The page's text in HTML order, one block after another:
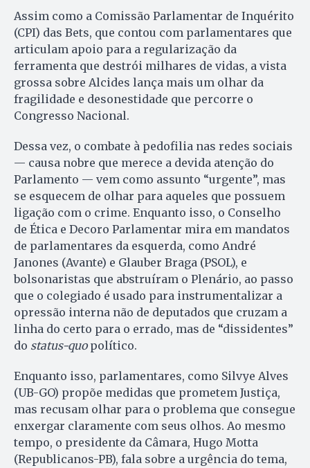
Assim como a Comissão Parlamentar de Inquérito
(CPI) das Bets, que contou com parlamentares que
articulam apoio para a regularização da
ferramenta que destrói milhares de vidas, a vista
grossa sobre Alcides lança mais um olhar da
fragilidade e desonestidade que percorre o
Congresso Nacional.
Dessa vez, o combate à pedofilia nas redes sociais
— causa nobre que merece a devida atenção do
Parlamento — vem como assunto “urgente”, mas
se esquecem de olhar para aqueles que possuem
ligação com o crime. Enquanto isso, o Conselho
de Ética e Decoro Parlamentar mira em mandatos
de parlamentares da esquerda, como André
Janones (Avante) e Glauber Braga (PSOL), e
bolsonaristas que abstruíram o Plenário, ao passo
que o colegiado é usado para instrumentalizar a
opressão interna não de deputados que cruzam a
linha do certo para o errado, mas de “dissidentes”
do status-quo político.
Enquanto isso, parlamentares, como Silvye Alves
(UB-GO) propõe medidas que prometem Justiça,
mas recusam olhar para o problema que consegue
enxergar claramente com seus olhos. Ao mesmo
tempo, o presidente da Câmara, Hugo Motta
(Republicanos-PB), fala sobre a urgência do tema,